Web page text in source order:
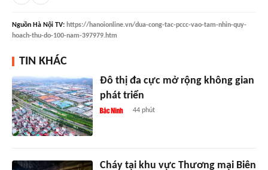
Nguồn Hà Nội TV: https://hanoionline.vn/dua-cong-tac-pccc-vao-tam-nhin-quy-
hoach-thu-do-100-nam-397979.htm
TIN KHÁC
Đô thị đa cực mở rộng không gian
phát triển
44 phút
Cháy tại khu vực Thương mại Biên